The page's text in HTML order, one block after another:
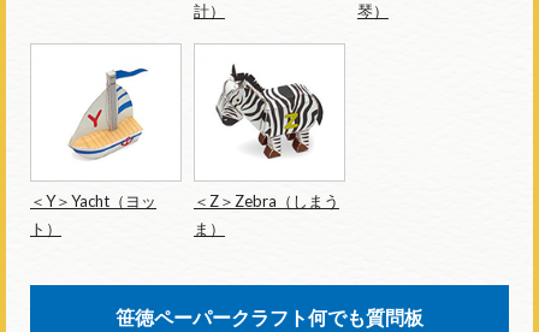
計）
琴）
＜Y＞Yacht（ヨッ
ト）
＜Z＞Zebra（しまう
ま）